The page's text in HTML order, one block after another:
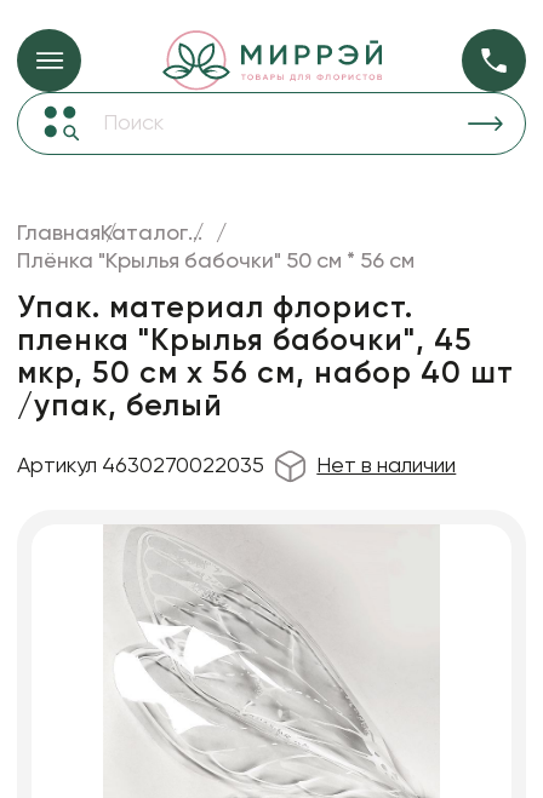
Упаковка для цветов и подарков Упаковка для
прозрачная
Коробки для цветов
Декор для дома
Лента
Товары для флористов
Пакеты для цветов и подарков
Искусственные цветы и растения
Изделия из металла
ГлавнаяКаталог...
Плёнка "Крылья бабочки" 50 см * 56 см
Упак. материал флорист.
пленка "Крылья бабочки", 45
мкр, 50 см х 56 см, набор 40 шт
/упак, белый
Артикул 4630270022035 Нет в наличии